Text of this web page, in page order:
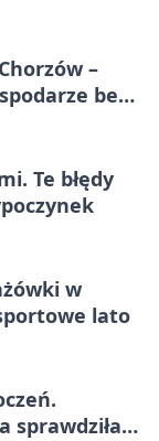
–
bez
Te błędy
w
lato
sprawdziła